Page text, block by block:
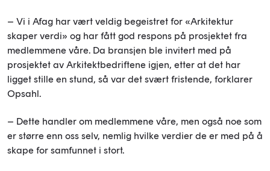
– Vi i Afag har vært veldig begeistret for «Arkitektur
skaper verdi» og har fått god respons på prosjektet fra
medlemmene våre. Da bransjen ble invitert med på
prosjektet av Arkitektbedriftene igjen, etter at det har
ligget stille en stund, så var det svært fristende, forklarer
Opsahl.
– Dette handler om medlemmene våre, men også noe som
er større enn oss selv, nemlig hvilke verdier de er med på å
skape for samfunnet i stort.